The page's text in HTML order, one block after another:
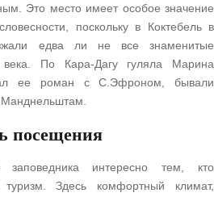
Это место имеет особое значение
поскольку в Коктебель в
едва ли не все знаменитые
века. По Кара-Дагу гуляла Марина
ее роман с С.Эфроном, бывали
посещения
заповедника интересно тем, кто
туризм. Здесь комфортный климат,